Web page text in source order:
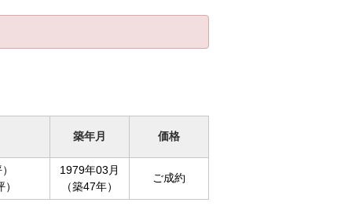
築年月 価格
1979年03月
（築47年）
ご成約